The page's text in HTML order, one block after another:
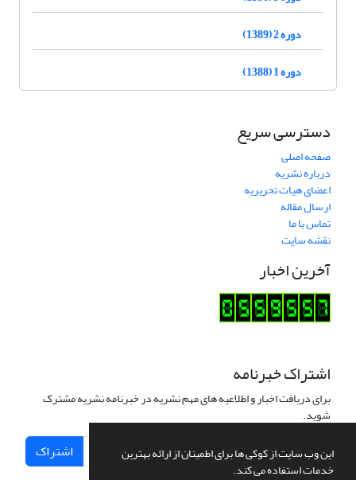
این وب سایت از کوکی ها برای اطمینان از ارائه بهترین
خدمات استفاده می کند.
دوره 2 (1389)
دوره 1 (1388)
دسترسی سریع
صفحه اصلی
درباره نشریه
اعضای هیات تحریریه
ارسال مقاله
تماس با ما
نقشه سایت
آخرین اخبار
اشتراک خبرنامه
برای دریافت اخبار و اطلاعیه های مهم نشریه در خبرنامه نشریه مشترک
شوید.
اشتراک